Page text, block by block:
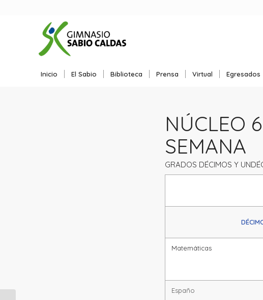
Inicio El Sabio Biblioteca Prensa Virtual Egresados
NÚCLEO
SEMANA
GRADOS DÉCIMOS Y
Matemáticas
Españo